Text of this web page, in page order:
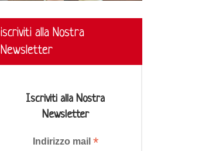
iscriviti alla Nostra
Newsletter
Iscriviti alla Nostra
Newsletter
Indirizzo mail *